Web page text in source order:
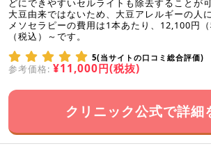
どにできやすいセルライトも除去することが
大豆由来ではないため、大豆アレルギーの人
メソセラピーの費用は1本あたり、12,100円
（税込）～です。
5(当サイトの口コミ総合評価)
参考価格: ¥11,000円(税抜)
クリニック公式で詳細